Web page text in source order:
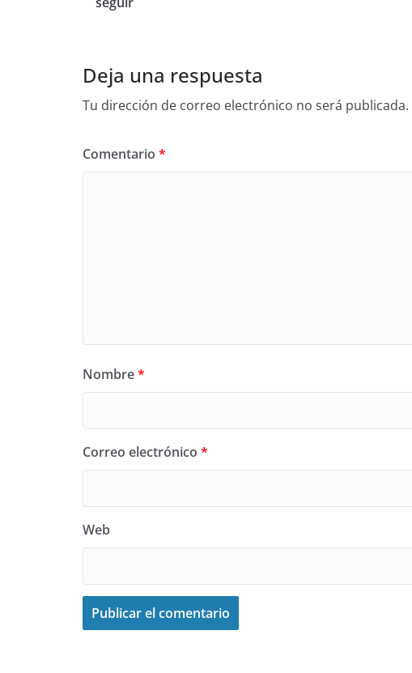
Deja una respuesta
Tu dirección de correo electrónico no será publicada.
Comentario *
Nombre*
Correo electrónico *
Web